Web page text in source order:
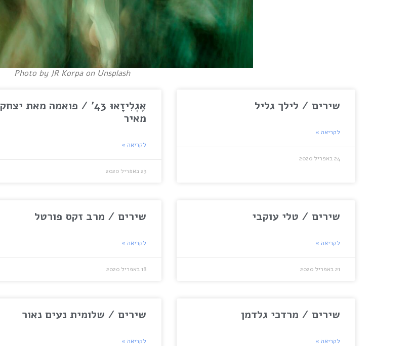
Photo by JR Korpa on Unsplash
שירים / לילך גליל
לקריאה »
24 באפריל 2020
אֶגְלִיזָאוּ 43' / פואמה מאת יצחק
מאיר
לקריאה »
23 באפריל 2020
שירים / טלי עוקבי
לקריאה »
21 באפריל 2020
שירים / מרב זקס פורטל
לקריאה »
18 באפריל 2020
שירים / מרדכי גלדמן
לקריאה »
שירים / שלומית נעים נאור
לקריאה »